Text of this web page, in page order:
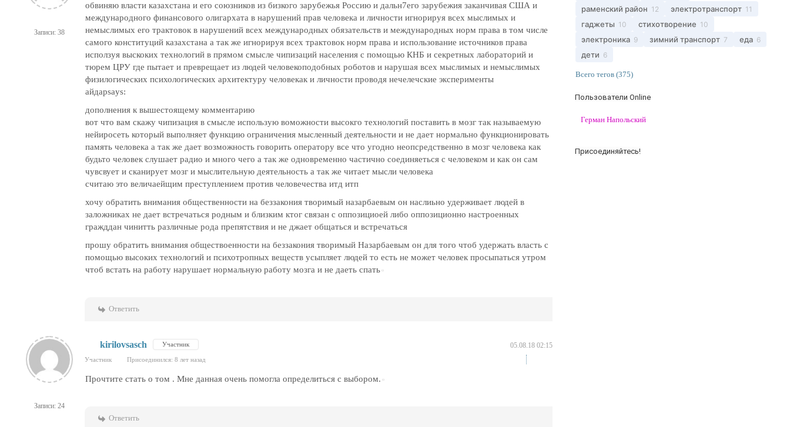
Записи: 38
обвиняю власти казахстана и его союзников из бизкого зарубежья Россию и дальн7его зарубежия заканчивая США и
международного финансового олигархата в нарушений прав человека и личности игнорируя всех мыслимых и
немыслимых его трактовок в нарушений всех международных обязательств и международных норм права в том числе
самого конституций казахстана а так же игнорируя всех трактовок норм права и использование источников права
исползуя выскоких технологий в прямом смысле чипизаций населения с помощью КНБ и секретных лабораторий и
тюрем ЦРУ где пытает и преврещает из людей человекоподобных роботов и нарушая всех мыслимых и немыслимых
физилогических психологических архитектуру человекак и личности проводя нечелечские эксперименты
айдарsays:
дополнения к вышестоящему комментарию
вот что вам скажу чипизация в смысле использую воможности высокго технологий поставить в мозг так называемую
нейиросеть который выполняет функцию ограничения мысленный деятельности и не дает нормально функционировать
память человека а так же дает возможность говорить оператору все что угодно неопсредственно в мозг человека как
будьто человек слушает радио и много чего а так же одновременно частично соединяеться с человеком и как он сам
чувсвует и сканирует мозг и мыслительную деятельность а так же читает мысли человека
считаю это величаейщим преступлением против человечества итд итп
хочу обратить внимания общественности на беззакония творимый назарбаевым он наслиьно удерживает людей в
заложниках не дает встречаться родным и близким ктог связан с оппозициоей либо оппозиционно настроенных
гражддан чинитть различные рода препятствия и не джает общаться и встречаться
прошу обратить внимания обществоенности на беззакония творимый Назарбаевым он для того чтоб удержать власть с
помощью высоких технологий и психотропных веществ усыпляет людей то есть не может человек просыпаться утром
чтоб встать на работу нарушает нормальную работу мозга и не даеть спать
Ответить
Записи: 24
kirilovsasch Участник 05.08.18 02:15
Участник Присоединился: 8 лет назад
Прочтите стать о том . Мне данная очень помогла определиться с выбором.
Ответить
раменский район 12 электротранспорт 11
гаджеты 10 стихотворение 10
электроника 9 зимний транспорт 7 еда 6
дети 6
Всего тегов (375)
Пользователи Online
Герман Напольский
Присоединяйтесь!